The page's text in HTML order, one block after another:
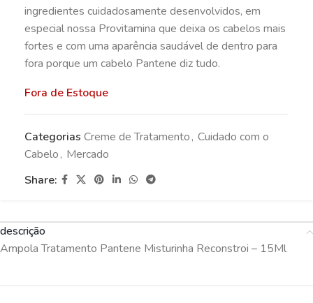
ingredientes cuidadosamente desenvolvidos, em
especial nossa Provitamina que deixa os cabelos mais
fortes e com uma aparência saudável de dentro para
fora porque um cabelo Pantene diz tudo.
Fora de Estoque
Categorias Creme de Tratamento, Cuidado com o
Cabelo, Mercado
Share:
descrição
Ampola Tratamento Pantene Misturinha Reconstroi – 15Ml